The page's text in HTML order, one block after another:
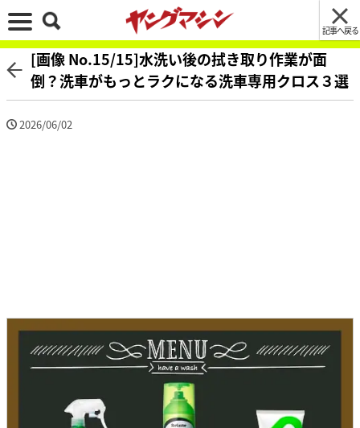
記事へ戻る
[画像 No.15/15]水洗い後の拭き取り作業が面
倒？洗車がもっとラクになる洗車専用クロス３選
2026/06/02